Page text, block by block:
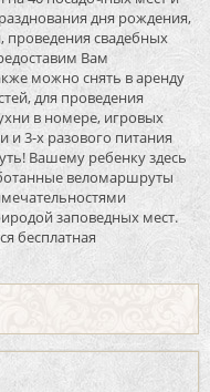
дня рождения,
проведения свадебных
Вам
можно снять в аренду
для проведения
в номере, игровых
и 3-х разового питания
Вашему ребенку здесь
веломаршруты
заповедных мест.
бесплатная